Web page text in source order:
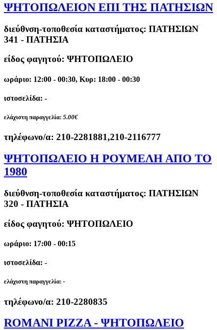
ΨΗΤΟΠΩΛΕΙΟΝ ΕΠΙ ΤΗΣ ΠΑΤΗΣΙΩΝ
διεύθνση-τοποθεσία καταστήματος: ΠΑΤΗΣΙΩΝ
341 - ΠΑΤΗΣΙΑ
είδος φαγητού: ΨΗΤΟΠΩΛΕΙΟ
ωράριο: 12:00 - 00:30, Κυρ: 18:00 - 00:30
ιστοσελίδα: -
ελάχιστη παραγγελία: 5.00€
τηλέφωνο/α: 210-2281881,210-2116777
ΨΗΤΟΠΩΛΕΙΟ Η ΡΟΥΜΕΛΗ ΑΠΟ ΤΟ
1980
διεύθνση-τοποθεσία καταστήματος: ΠΑΤΗΣΙΩΝ
320 - ΠΑΤΗΣΙΑ
είδος φαγητού: ΨΗΤΟΠΩΛΕΙΟ
ωράριο: 17:00 - 00:15
ιστοσελίδα: -
ελάχιστη παραγγελία: -
τηλέφωνο/α: 210-2280835
ROMANI PIZZA - ΨΗΤΟΠΩΛΕΙΟ